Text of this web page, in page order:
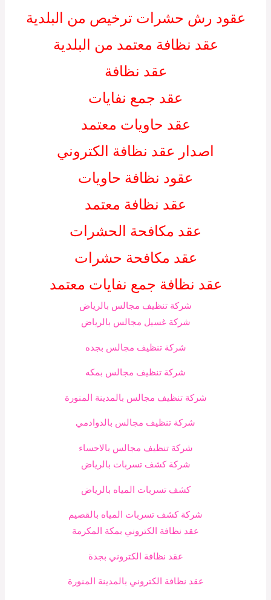
عقود رش حشرات ترخيص من البلدية
عقد نظافة معتمد من البلدية
عقد نظافة
عقد جمع نفايات
عقد حاويات معتمد
اصدار عقد نظافة الكتروني
عقود نظافة حاويات
عقد نظافة معتمد
عقد مكافحة الحشرات
عقد مكافحة حشرات
عقد نظافة جمع نفايات معتمد
شركة تنظيف مجالس بالرياض
شركة غسيل مجالس بالرياض
شركة تنظيف مجالس بجده
شركة تنظيف مجالس بمكه
شركة تنظيف مجالس بالمدينة المنورة
شركة تنظيف مجالس بالدوادمي
شركة تنظيف مجالس بالاحساء
شركة كشف تسربات بالرياض
كشف تسربات المياه بالرياض
شركة كشف تسربات المياه بالقصيم
عقد نظافة الكتروني بمكة المكرمة
عقد نظافة الكتروني بجدة
عقد نظافة الكتروني بالمدينة المنورة